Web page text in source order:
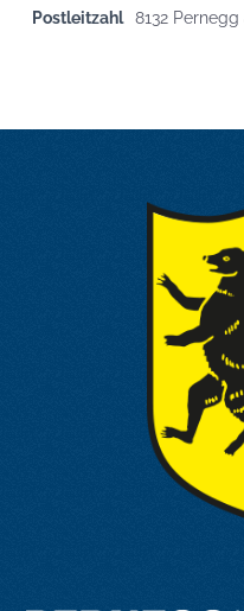
Postleitzahl 8132